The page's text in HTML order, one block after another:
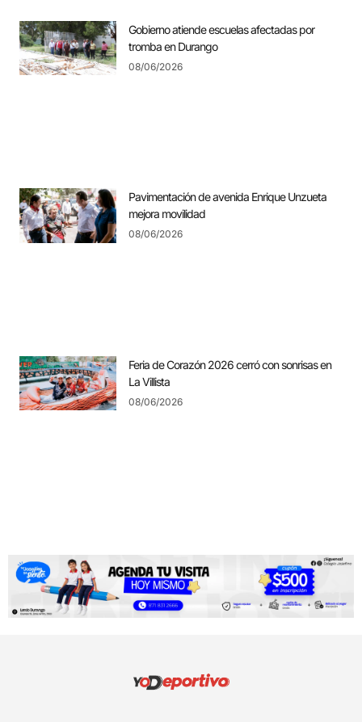
Gobierno atiende escuelas afectadas por
tromba en Durango
08/06/2026
Pavimentación de avenida Enrique Unzueta
mejora movilidad
08/06/2026
Feria de Corazón 2026 cerró con sonrisas en
La Villista
08/06/2026